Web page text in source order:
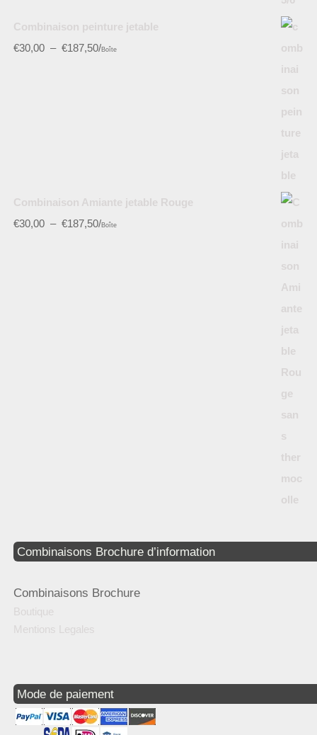
Combinaison peinture jetable
€30,00 – €187,50/Boîte
Combinaison Amiante jetable Rouge
€30,00 – €187,50/Boîte
Combinaisons Brochure d’information
Combinaisons Brochure
Boutique
Mentions Legales
Mode de paiement